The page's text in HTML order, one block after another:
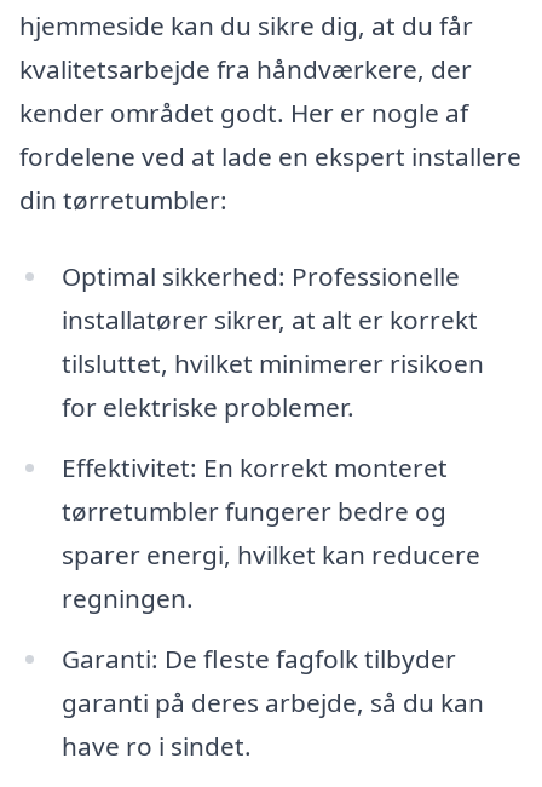
hjemmeside kan du sikre dig, at du får
kvalitetsarbejde fra håndværkere, der
kender området godt. Her er nogle af
fordelene ved at lade en ekspert installere
din tørretumbler:
Optimal sikkerhed: Professionelle
installatører sikrer, at alt er korrekt
tilsluttet, hvilket minimerer risikoen
for elektriske problemer.
Effektivitet: En korrekt monteret
tørretumbler fungerer bedre og
sparer energi, hvilket kan reducere
regningen.
Garanti: De fleste fagfolk tilbyder
garanti på deres arbejde, så du kan
have ro i sindet.